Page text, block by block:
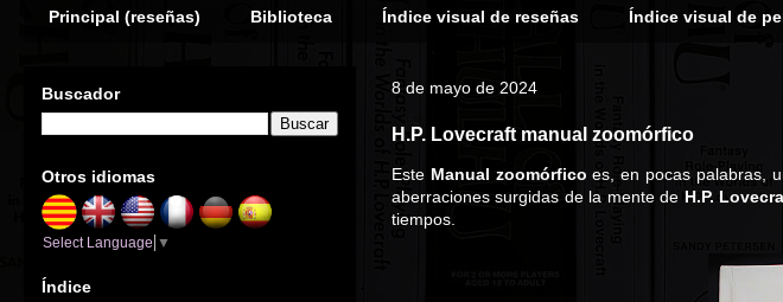
Principal (reseñas) Biblioteca Índice visual de reseñas Índice visual de
8 de mayo de 2024
H.P. Lovecraft manual zoomórfico
Este Manual zoomórfico es, en pocas palabras,
aberraciones surgidas de la mente de H.P.
tiempos.
Buscador
Otros idiomas
Select Language ▼
Índice